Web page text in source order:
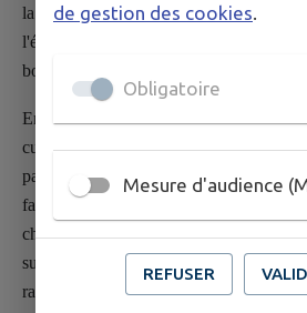
la "Chapelle-Augrin". L'abbé
l'étymologie du nom propre Augrin
bourg.
En raison de l'éloignement du chef-
culte élevé dans le hameau était
paroissiale. Elle avait à ce titre un
fabrique. Après la Révolution, un prêtre
chapelle vicariale. Le 15 février
succursale par une ordonnance
rattaché s'étendait sur 314 hectares. Il
de gestion des cookies
Obligatoire
Mesure d'audience
REFUSER